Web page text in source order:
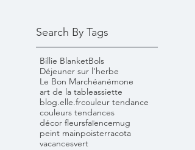
Search By Tags
Billie BlanketBols
Déjeuner sur l'herbe
Le Bon Marchéanémone
art de la tableassiette
blog.elle.frcouleur tendance
couleurs tendances
décor fleursfaïencemug
peint mainpoisterracota
vacancesvert